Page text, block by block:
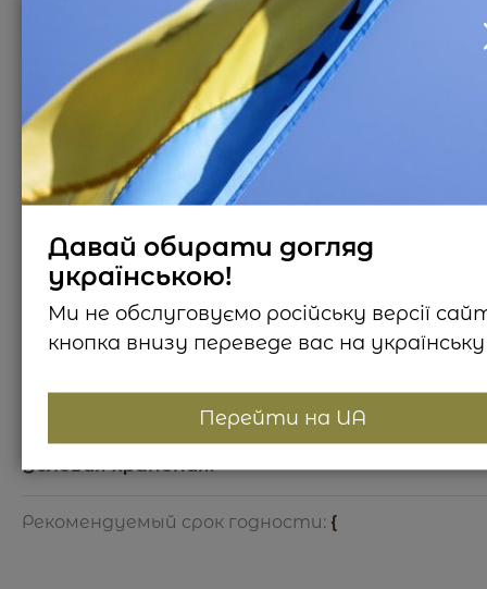
{
Состав продукта / Страна
Условия хранения:
Рекомендуемый срок годности: {
Давай обирати догляд
українською!
Ми не обслуговуємо російську версії
кнопка внизу переведе вас на українську
Перейти на UA